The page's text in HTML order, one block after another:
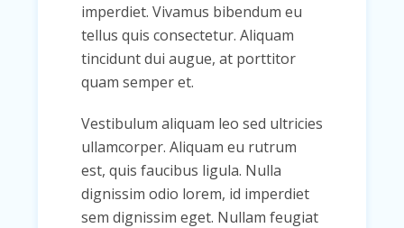
imperdiet. Vivamus bibendum eu
tellus quis consectetur. Aliquam
tincidunt dui augue, at porttitor
quam semper et.
Vestibulum aliquam leo sed ultricies
ullamcorper. Aliquam eu rutrum
est, quis faucibus ligula. Nulla
dignissim odio lorem, id imperdiet
sem dignissim eget. Nullam feugiat